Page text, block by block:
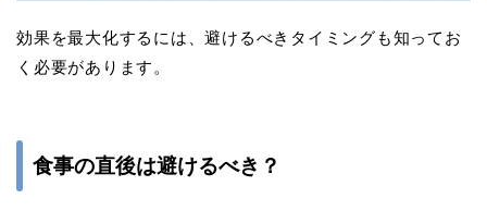
効果を最大化するには、避けるべきタイミングも知ってお
く必要があります。
食事の直後は避けるべき？